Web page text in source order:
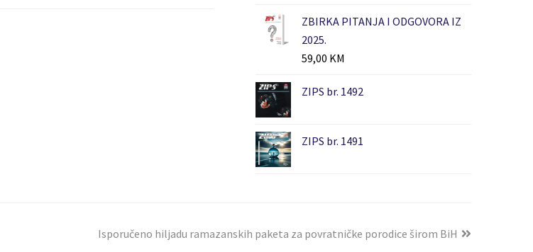
ZBIRKA PITANJA I ODGOVORA IZ
2025.
59,00 KM
ZIPS br. 1492
ZIPS br. 1491
Isporučeno hiljadu ramazanskih paketa za povratničke porodice širom BiH